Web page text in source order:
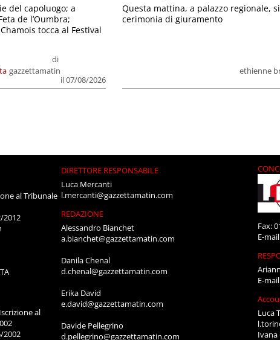
di
gazzettamatin
il 07/08/2026
del capoluogo; a
de l’Oumbra;
tocca al Festival
ethienne
Questa mattina, a palazzo regionale,
cerimonia di giuramento
al Tribunale
2012
al
2002
DIRETTORE RESPONSABILE
Luca Mercanti
l.mercanti@gazzettamatin.com
REDAZIONE
Alessandro Bianchet
a.bianchet@gazzettamatin.com
Danila Chenal
d.chenal@gazzettamatin.com
Erika David
e.david@gazzettamatin.com
Davide Pellegrino
d.pellegrino@gazzettamatin.com
Fax:
E-mail
E-mail
Luca
Ivana